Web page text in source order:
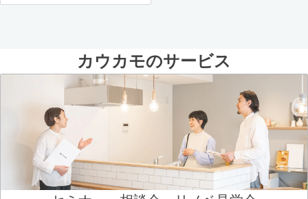
カウカモのサービス